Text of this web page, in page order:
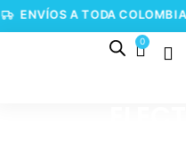
A TODA COLOMBIA •
0